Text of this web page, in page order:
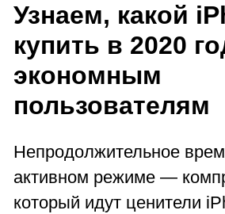
Узнаем, какой
купить в 2020
экономным
пользователям
Непродолжительное
активном режиме —
который идут ценители